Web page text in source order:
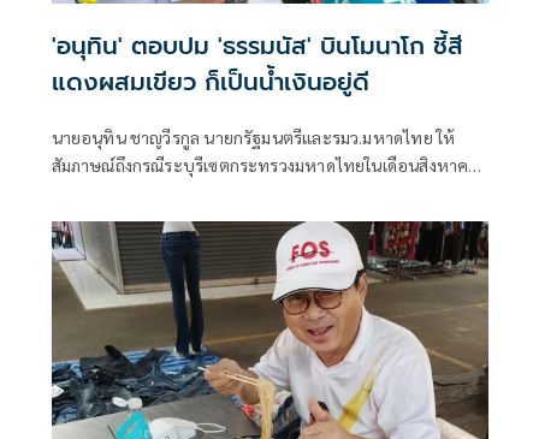
'อนุทิน' ตอบปม 'ธรรมนัส' บินโมนาโก ชี้สี
แดงผสมเขียว ก็เป็นน้ำเงินอยู่ดี
นายอนุทิน ชาญวีรกูล นายกรัฐมนตรีและรมว.มหาดไทย ให้
สัมภาษณ์ถึงกรณีระบุรีเซตกระทรวงมหาดไทยในเดือนสิงหาคม